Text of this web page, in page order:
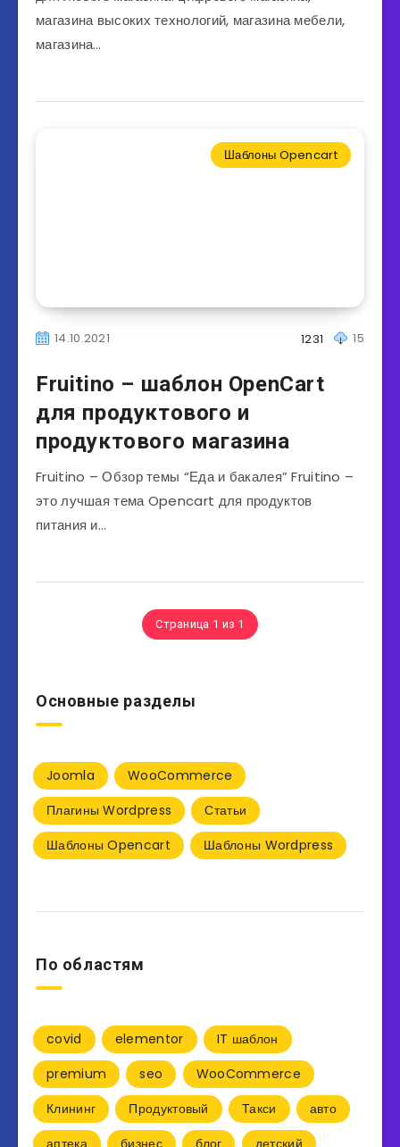
магазина высоких технологий, магазина мебели,
магазина…
Шаблоны Opencart
14.10.2021 15
1231
Fruitino – шаблон OpenCart
для продуктового и
продуктового магазина
Fruitino – Обзор темы “Еда и бакалея” Fruitino –
это лучшая тема Opencart для продуктов
питания и…
Страница 1 из 1
Основные разделы
Joomla
WooCommerce
Плагины Wordpress
Статьи
Шаблоны Opencart
Шаблоны Wordpress
По областям
covid elementor
IT шаблон
premium
seo
WooCommerce
Клининг
Продуктовый Такси
авто